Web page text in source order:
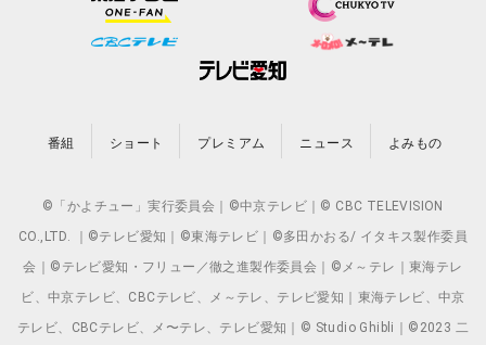
番組 ショート プレミアム ニュース よみもの
©「かよチュー」実行委員会｜©中京テレビ｜© CBC TELEVISION
CO.,LTD. ｜©テレビ愛知｜©東海テレビ｜©多田かおる/ イタキス製作委員
会｜©テレビ愛知・フリュー／徹之進製作委員会｜©メ～テレ｜東海テレ
ビ、中京テレビ、CBCテレビ、メ～テレ、テレビ愛知｜東海テレビ、中京
テレビ、CBCテレビ、メ〜テレ、テレビ愛知｜© Studio Ghibli｜©2023 二